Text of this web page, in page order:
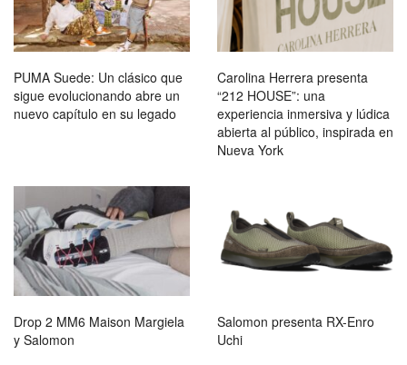
PUMA Suede: Un clásico que
sigue evolucionando abre un
nuevo capítulo en su legado
Carolina Herrera presenta
“212 HOUSE”: una
experiencia inmersiva y lúdica
abierta al público, inspirada en
Nueva York
Drop 2 MM6 Maison Margiela
y Salomon
Salomon presenta RX-Enro
Uchi